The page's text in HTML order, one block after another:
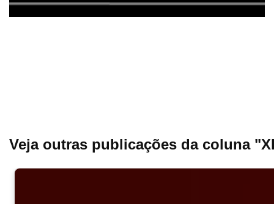
Veja outras publicações da coluna